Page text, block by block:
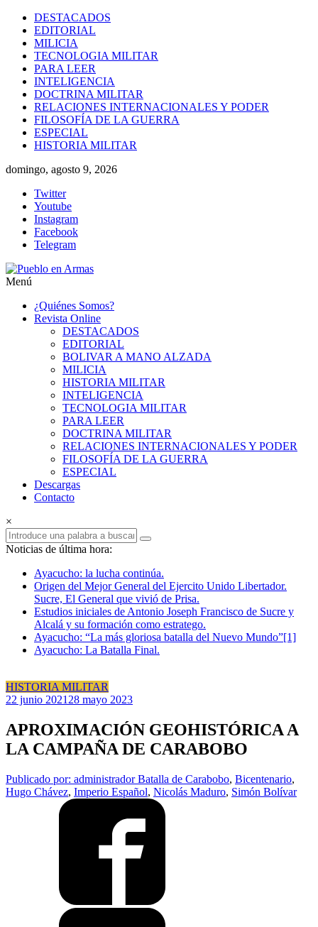
Saltar
contenido
DESTACADOS
EDITORIAL
MILICIA
TECNOLOGIA MILITAR
PARA LEER
INTELIGENCIA
DOCTRINA MILITAR
RELACIONES INTERNACIONALES Y PODER
FILOSOFÍA DE LA GUERRA
ESPECIAL
HISTORIA MILITAR
domingo, agosto 9, 2026
Twitter
Youtube
Instagram
Facebook
Telegram
Armas
Menú
¿Quiénes Somos?
Revista Online
DESTACADOS
EDITORIAL
BOLIVAR A MANO ALZADA
MILICIA
HISTORIA MILITAR
INTELIGENCIA
TECNOLOGIA MILITAR
PARA LEER
DOCTRINA MILITAR
RELACIONES INTERNACIONALES Y PODER
FILOSOFÍA DE LA GUERRA
ESPECIAL
Descargas
Contacto
×
Noticias de última hora:
Ayacucho: la lucha continúa.
Origen del Mejor General del Ejercito Unido Libertador.
Sucre, El General que vivió de Prisa.
Estudios iniciales de Antonio Joseph Francisco de Sucre y
Alcalá y su formación como estratego.
Ayacucho: “La más gloriosa batalla del Nuevo Mundo”[1]
Ayacucho: La Batalla Final.
HISTORIA MILITAR
22 junio 2021 28 mayo 2023
APROXIMACIÓN GEOHISTÓRICA A
LA CAMPAÑA DE CARABOBO
Publicado por: administradorBatalla de Carabobo, Bicentenario,
Hugo Chávez, Imperio Español, Nicolás Maduro, Simón Bolívar